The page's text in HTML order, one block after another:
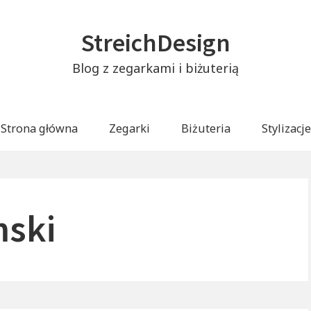
StreichDesign
Blog z zegarkami i biżuterią
Strona główna Zegarki Biżuteria Stylizacje